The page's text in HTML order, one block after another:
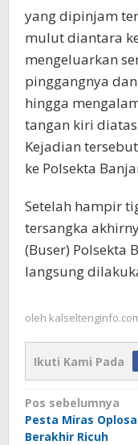
yang dipinjam
mulut diantara
mengeluarkan
pinggangnya
hingga
tangan kiri
Kejadian
ke Polsekta
Setelah hampir
tersangka
(Buser) Polsekta
langsung
oleh
Ikuti Kami Pada
Navigasi
pos
Pos sebelumnya
Pesta Miras
Berakhir Ricuh